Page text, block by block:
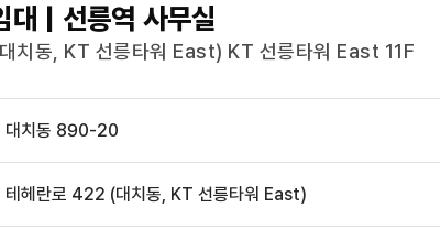
대 | 선릉역 사무실
치동, KT 선릉타워 East) KT 선릉타워 East 11F
대치동 890-20
테헤란로 422 (대치동, KT 선릉타워 East)